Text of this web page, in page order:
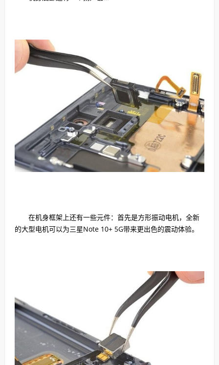
在机身框架上还有一些元件：首先是方形振动电机，全新
的大型电机可以为三星Note 10+ 5G带来更出色的震动体验。